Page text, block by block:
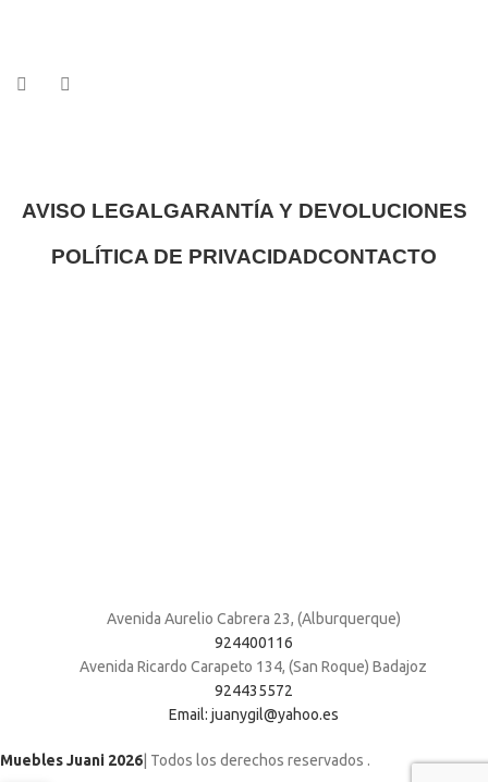
AVISO LEGALGARANTÍA Y DEVOLUCIONES
POLÍTICA DE PRIVACIDADCONTACTO
Avenida Aurelio Cabrera 23, (Alburquerque)
924400116
Avenida Ricardo Carapeto 134, (San Roque) Badajoz
924435572
Email: juanygil@yahoo.es
Muebles Juani 2026| Todos los derechos reservados .